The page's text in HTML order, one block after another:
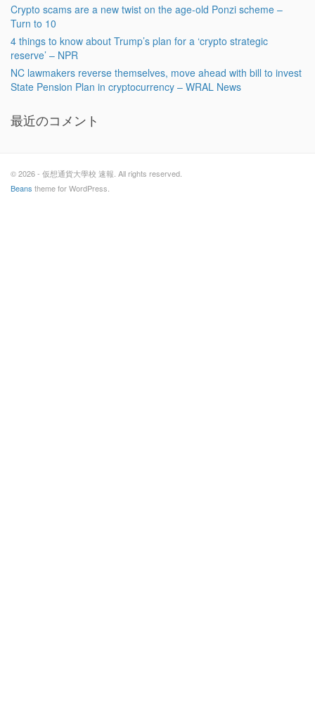
Crypto scams are a new twist on the age-old Ponzi scheme –
Turn to 10
4 things to know about Trump’s plan for a ‘crypto strategic
reserve’ – NPR
NC lawmakers reverse themselves, move ahead with bill to invest
State Pension Plan in cryptocurrency – WRAL News
最近のコメント
© 2026 - 仮想通貨大學校 速報. All rights reserved.
Beans theme for WordPress.